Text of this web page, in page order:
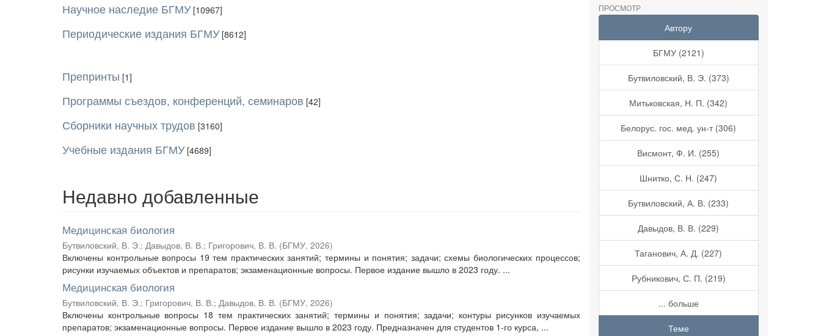
Научное наследие БГМУ[10967]
Периодические издания БГМУ[8612]
Препринты [1]
Программы съездов, конференций, семинаров [42]
Сборники научных трудов [3160]
Учебные издания БГМУ[4689]
Недавно добавленные
Медицинская биология
Бутвиловский, В. Э.; Давыдов, В. В.; Григорович, В. В. (БГМУ, 2026)
Включены контрольные вопросы 19 тем практических занятий; термины и понятия; задачи; схемы биологических процессов;
рисунки изучаемых объектов и препаратов; экзаменационные вопросы. Первое издание вышло в 2023 году. ...
Медицинская биология
Бутвиловский, В. Э.; Григорович, В. В.; Давыдов, В. В. (БГМУ, 2026)
Включены контрольные вопросы 18 тем практических занятий; термины и понятия; задачи; контуры рисунков изучаемых
препаратов; экзаменационные вопросы. Первое издание вышло в 2023 году. Предназначен для студентов 1-го курса, ...
ПРОСМОТР
Автору
БГМУ (2121)
Бутвиловский, В. Э. (373)
Митьковская, Н. П. (342)
Белорус. гос. мед. ун-т (306)
Висмонт, Ф. И. (255)
Шнитко, С. Н. (247)
Бутвиловский, А. В. (233)
Давыдов, В. В. (229)
Таганович, А. Д. (227)
Рубникович, С. П. (219)
... больше
Теме